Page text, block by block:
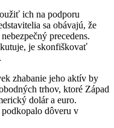
ich na podporu
sa obávajú, že
precedens.
je skonfiškovať
zhabanie jeho aktív by
trhov, ktoré Západ
dolár a euro.
dôveru v